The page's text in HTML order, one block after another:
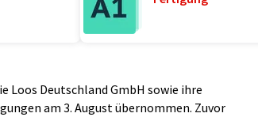
Loos Deutschland GmbH sowie ihre
am 3. August übernommen. Zuvor